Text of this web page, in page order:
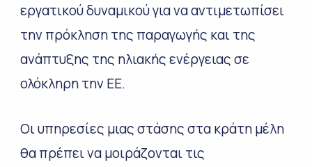
εργατικού δυναμικού για να αντιμετωπίσει
την πρόκληση της παραγωγής και της
ανάπτυξης της ηλιακής ενέργειας σε
ολόκληρη την ΕΕ.
Οι υπηρεσίες μιας στάσης στα κράτη μέλη
θα πρέπει να μοιράζονται τις